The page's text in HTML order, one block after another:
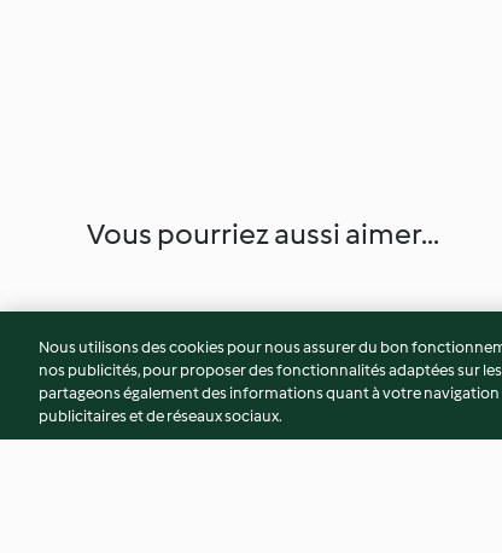
Vous pourriez aussi aimer...
Nous utilisons des cookies pour nous assurer du bon
nos publicités, pour proposer des fonctionnalités adaptées sur
partageons également des informations quant à votre
publicitaires et de réseaux sociaux.